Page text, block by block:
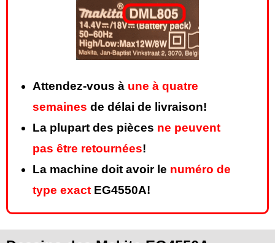
Attendez-vous à une à quatre
semaines de délai de livraison!
La plupart des pièces ne peuvent
pas être retournées!
La machine doit avoir le numéro de
type exact EG4550A!